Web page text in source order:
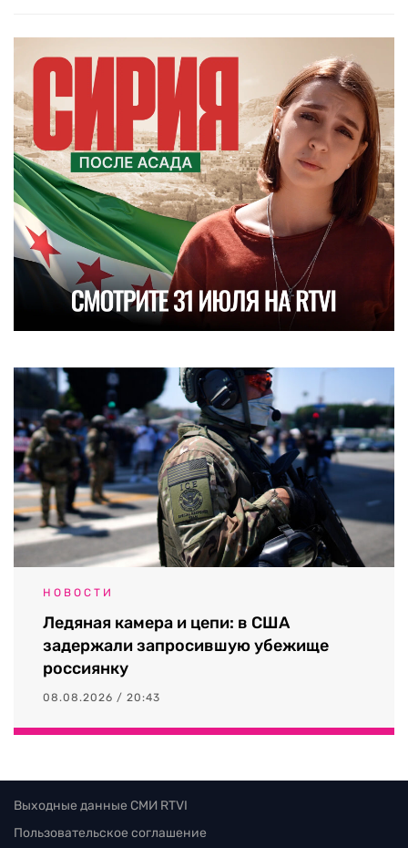
НОВОСТИ
Ледяная камера и цепи: в США
задержали запросившую убежище
россиянку
08.08.2026 / 20:43
Выходные данные СМИ RTVI
Пользовательское соглашение